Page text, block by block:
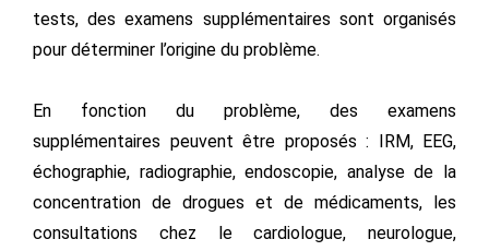
tests, des examens supplémentaires sont organisés
pour déterminer l’origine du problème.
En fonction du problème, des examens
supplémentaires peuvent être proposés : IRM, EEG,
échographie, radiographie, endoscopie, analyse de la
concentration de drogues et de médicaments, les
consultations chez le cardiologue, neurologue,